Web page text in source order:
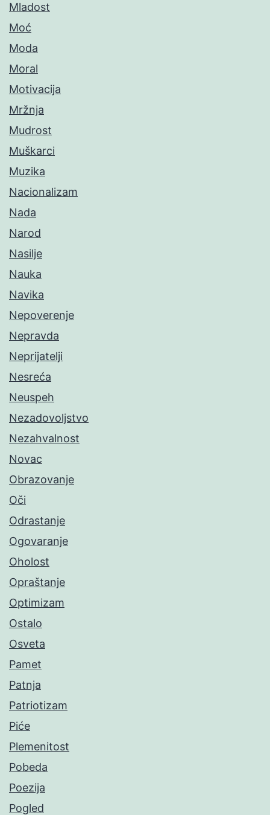
Mladost
Moć
Moda
Moral
Motivacija
Mržnja
Mudrost
Muškarci
Muzika
Nacionalizam
Nada
Narod
Nasilje
Nauka
Navika
Nepoverenje
Nepravda
Neprijatelji
Nesreća
Neuspeh
Nezadovoljstvo
Nezahvalnost
Novac
Obrazovanje
Oči
Odrastanje
Ogovaranje
Oholost
Opraštanje
Optimizam
Ostalo
Osveta
Pamet
Patnja
Patriotizam
Piće
Plemenitost
Pobeda
Poezija
Pogled